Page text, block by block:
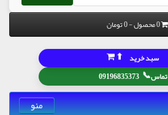
0 محصول - 0 تومان
تماس📞
09196835373
سبد خرید ⬆
منو